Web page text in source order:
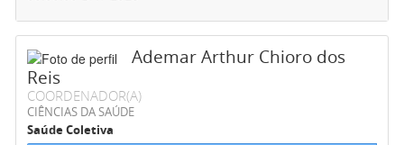
Ademar Arthur Chioro dos
Reis
COORDENADOR(A)
CIÊNCIAS DA SAÚDE
Saúde Coletiva